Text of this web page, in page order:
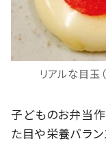
リアルな目玉
子どものお弁当作
た目や栄養バラン